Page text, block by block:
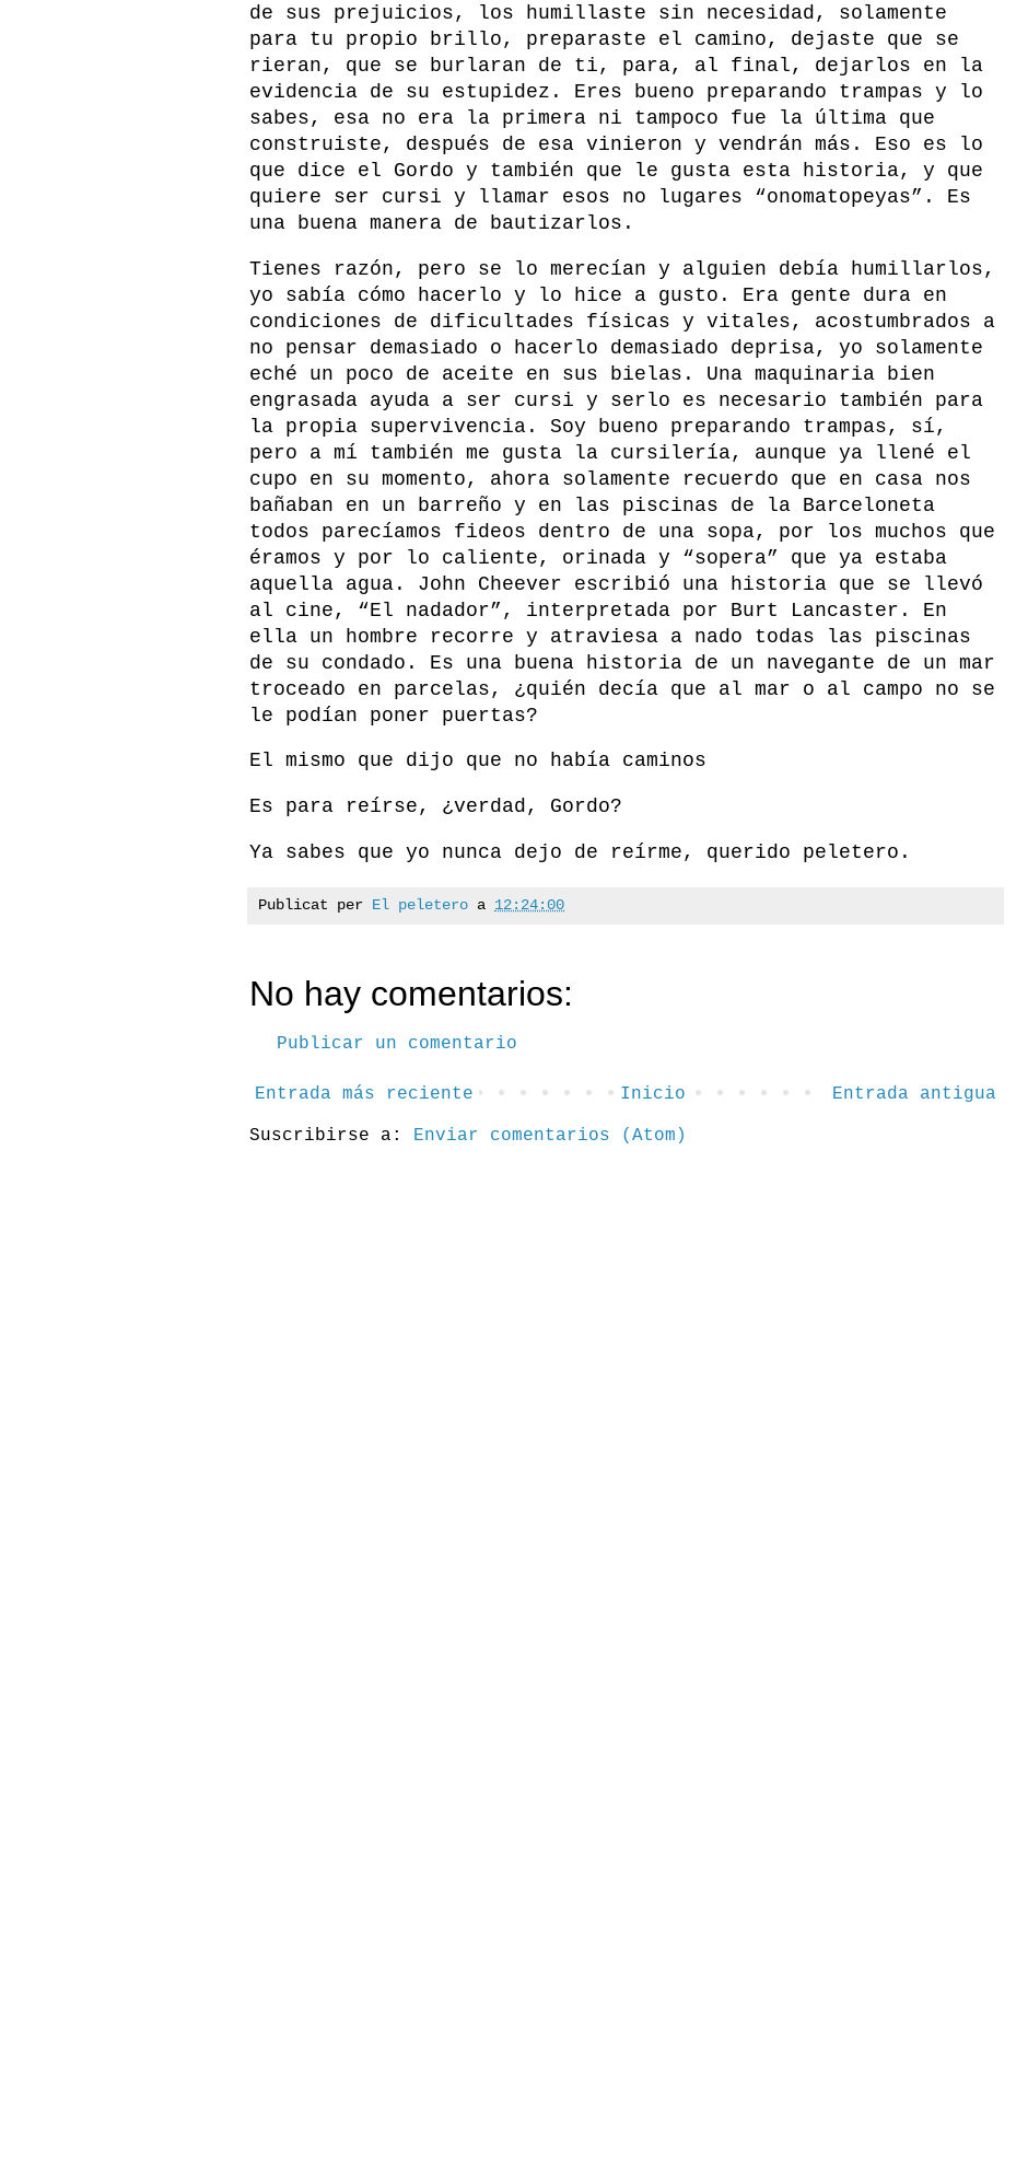
de sus prejuicios, los humillaste sin necesidad, solamente
para tu propio brillo, preparaste el camino, dejaste que se
rieran, que se burlaran de ti, para, al final, dejarlos en la
evidencia de su estupidez. Eres bueno preparando trampas y lo
sabes, esa no era la primera ni tampoco fue la última que
construiste, después de esa vinieron y vendrán más. Eso es lo
que dice el Gordo y también que le gusta esta historia, y que
quiere ser cursi y llamar esos no lugares “onomatopeyas”. Es
una buena manera de bautizarlos.
Tienes razón, pero se lo merecían y alguien debía humillarlos,
yo sabía cómo hacerlo y lo hice a gusto. Era gente dura en
condiciones de dificultades físicas y vitales, acostumbrados a
no pensar demasiado o hacerlo demasiado deprisa, yo solamente
eché un poco de aceite en sus bielas. Una maquinaria bien
engrasada ayuda a ser cursi y serlo es necesario también para
la propia supervivencia. Soy bueno preparando trampas, sí,
pero a mí también me gusta la cursilería, aunque ya llené el
cupo en su momento, ahora solamente recuerdo que en casa nos
bañaban en un barreño y en las piscinas de la Barceloneta
todos parecíamos fideos dentro de una sopa, por los muchos que
éramos y por lo caliente, orinada y “sopera” que ya estaba
aquella agua. John Cheever escribió una historia que se llevó
al cine, “El nadador”, interpretada por Burt Lancaster. En
ella un hombre recorre y atraviesa a nado todas las piscinas
de su condado. Es una buena historia de un navegante de un mar
troceado en parcelas, ¿quién decía que al mar o al campo no se
le podían poner puertas?
El mismo que dijo que no había caminos
Es para reírse, ¿verdad, Gordo?
Ya sabes que yo nunca dejo de reírme, querido peletero.
Publicat per El peletero a 12:24:00
No hay comentarios:
Publicar un comentario
Entrada más reciente Entrada antigua
Inicio
Suscribirse a: Enviar comentarios (Atom)